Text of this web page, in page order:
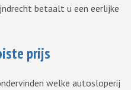
betaalt u een eerlijke
prijs
welke autosloperij